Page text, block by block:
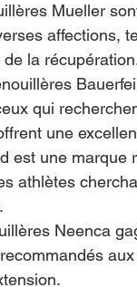
Mueller
affections,
la
qui
une
est une
athlètes
Neenca